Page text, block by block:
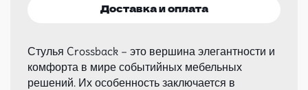
Доставка и оплата
Стулья Crossback – это вершина элегантности и
комфорта в мире событийных мебельных
решений. Их особенность заключается в